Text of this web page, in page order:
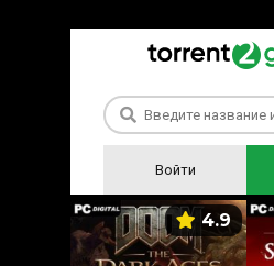
Войти
4.9